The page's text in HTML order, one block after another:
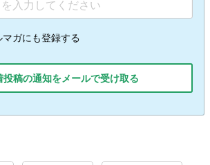
ガにも登録する
稿の通知をメールで受け取る